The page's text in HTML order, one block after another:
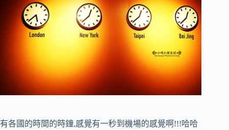
有各國的時間的時鐘,感覺有一秒到機場的感覺啊!!!哈哈